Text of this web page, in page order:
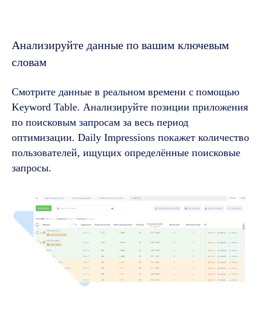
Анализируйте данные по вашим ключевым
словам
Смотрите данные в реальном времени с помощью
Keyword Table. Анализируйте позиции приложения
по поисковым запросам за весь период
оптимизации. Daily Impressions покажет количество
пользователей, ищущих определённые поисковые
запросы.